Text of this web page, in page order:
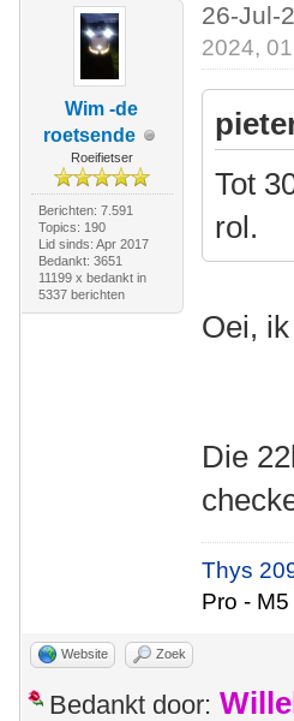
Wim -de
roetsende
Roeifietser
Berichten: 7.591
Topics: 190
Lid sinds: Apr 2017
Bedankt: 3651
11199 x bedankt in
5337 berichten
26-Jul-
2024,
Tot
rol.
Oei,
Die
Thys
Pro -
Website Zoek
Bedankt door: